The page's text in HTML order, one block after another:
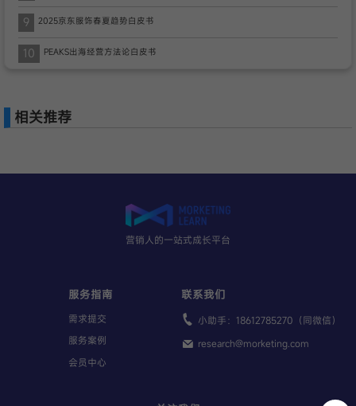
9 2025京东服饰春夏趋势白皮书
10 PEAKS出海经营方法论白皮书
相关推荐
营销人的一站式成长平台
服务指南
需求提交
服务案例
会员中心
联系我们
小助手：18612785270（同微信）
research@morketing.com